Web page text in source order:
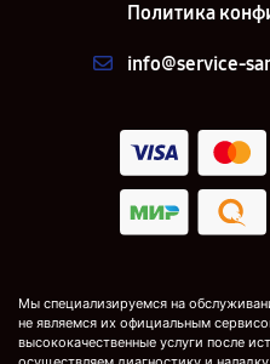
Политика
info@service-
Мы специализируемся на
не являемся их официальным
высококачественные услуги после